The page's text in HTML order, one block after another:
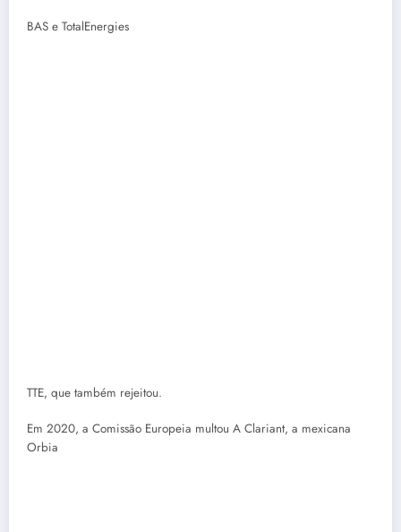
BAS e TotalEnergies
TTE, que também rejeitou.
Em 2020, a Comissão Europeia multou A Clariant, a mexicana
Orbia